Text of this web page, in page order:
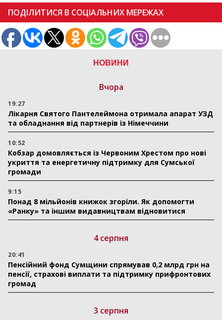
НОВИНИ
Вчора
19:27
Лікарня Святого Пантелеймона отримала апарат УЗД
та обладнання від партнерів із Німеччини
10:52
Кобзар домовляється із Червоним Хрестом про нові
укриття та енергетичну підтримку для Сумської
громади
9:15
Понад 8 мільйонів книжок згоріли. Як допомогти
«Ранку» та іншим видавництвам відновитися
4 серпня
20:41
Пенсійний фонд Сумщини спрямував 0,2 млрд грн на
пенсії, страхові виплати та підтримку прифронтових
громад
3 серпня
ПОДІЛИТИСЯ В СОЦІАЛЬНИХ МЕРЕЖАХ